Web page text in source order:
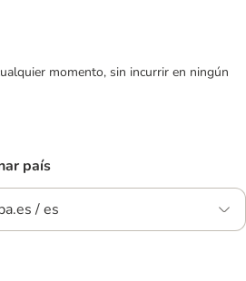
momento, sin incurrir en ningún
país
/ es